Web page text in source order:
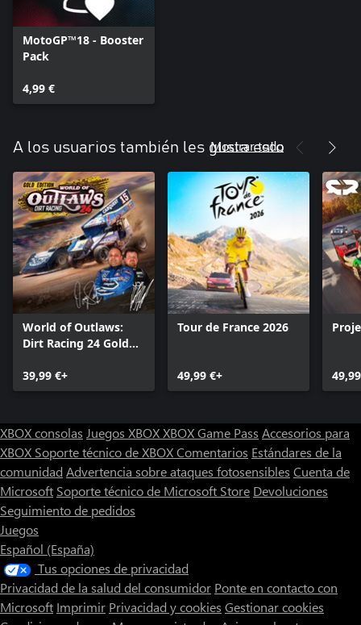
MotoGP™18 - Booster
Pack
4,99 €
A los usuarios también les gusta esto
Mostrar todo
World of Outlaws:
Dirt Racing 24 Gold
39,99 €+
Tour de France 2026
49,99 €+
XBOX consolas Juegos XBOXXBOX Game Pass Accesorios para
XBOX Soporte técnico de XBOXComentarios Estándares de la
comunidad Advertencia sobre ataques fotosensibles Cuenta de
Microsoft Soporte técnico de Microsoft Store Devoluciones
Seguimiento de pedidos
Juegos
Español (España)
Tus opciones de privacidad
Privacidad de la salud del consumidor Ponte en contacto con
Microsoft Imprimir Privacidad y cookies Gestionar cookies